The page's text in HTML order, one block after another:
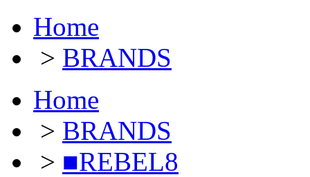
Home
> BRANDS
Home
> BRANDS
> ■REBEL8